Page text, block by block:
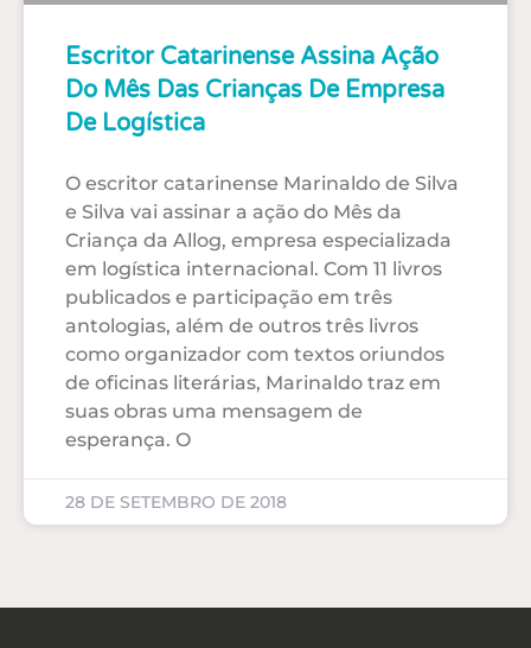
Escritor Catarinense Assina Ação
Do Mês Das Crianças De Empresa
De Logística
O escritor catarinense Marinaldo de Silva
e Silva vai assinar a ação do Mês da
Criança da Allog, empresa especializada
em logística internacional. Com 11 livros
publicados e participação em três
antologias, além de outros três livros
como organizador com textos oriundos
de oficinas literárias, Marinaldo traz em
suas obras uma mensagem de
esperança. O
28 DE SETEMBRO DE 2018